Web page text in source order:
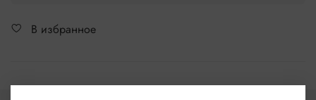
В избранное